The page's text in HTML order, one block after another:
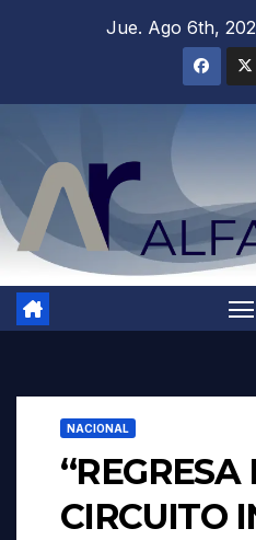
Jue. Ago 6th,
NACIONAL
“REGRESA
CIRCUITO